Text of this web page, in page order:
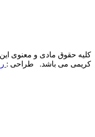
کلیه حقوق مادی و معنوی
کریمی می باشد. طراحی :